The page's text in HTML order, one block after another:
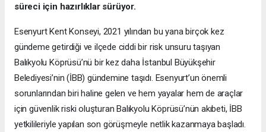
süreci için hazırlıklar sürüyor.
Esenyurt Kent Konseyi, 2021 yılından bu yana birçok kez
gündeme getirdiği ve ilçede ciddi bir risk unsuru taşıyan
Balıkyolu Köprüsü’nü bir kez daha İstanbul Büyükşehir
Belediyesi’nin (İBB) gündemine taşıdı. Esenyurt’un önemli
sorunlarından biri haline gelen ve hem yayalar hem de araçlar
için güvenlik riski oluşturan Balıkyolu Köprüsü’nün akıbeti, İBB
yetkilileriyle yapılan son görüşmeyle netlik kazanmaya başladı.